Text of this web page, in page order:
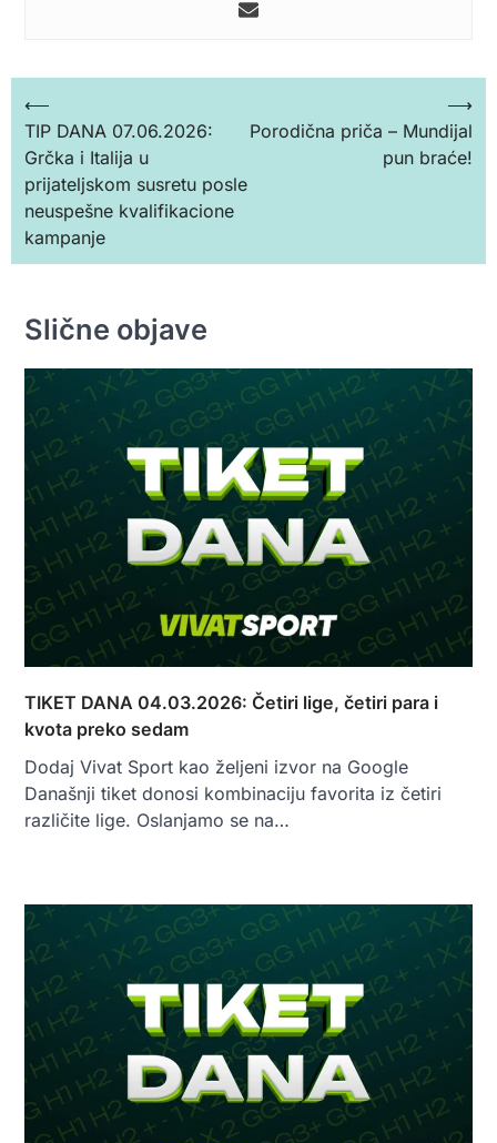
Кретање
чланка
⟵
TIP DANA 07.06.2026:
Grčka i Italija u
prijateljskom susretu posle
neuspešne kvalifikacione
kampanje
Porodična priča – Mundijal
pun braće!
⟶
Slične objave
TIKET DANA 04.03.2026: Četiri lige, četiri para i
kvota preko sedam
Dodaj Vivat Sport kao željeni izvor na Google
Današnji tiket donosi kombinaciju favorita iz četiri
različite lige. Oslanjamo se na…